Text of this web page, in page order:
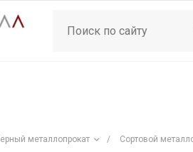
металлопрокат / Сортовой